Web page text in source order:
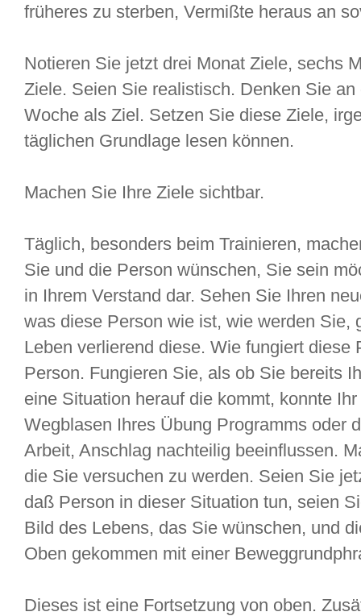
früheres zu sterben, Vermißte heraus an
Notieren Sie jetzt drei Monat Ziele, sechs
Ziele. Seien Sie realistisch. Denken Sie
Woche als Ziel. Setzen Sie diese Ziele,
täglichen Grundlage lesen können.
Machen Sie Ihre Ziele sichtbar.
Täglich, besonders beim Trainieren,
Sie und die Person wünschen, Sie sein
in Ihrem Verstand dar. Sehen Sie Ihren
was diese Person wie ist, wie werden Sie,
Leben verlierend diese. Wie fungiert diese
Person. Fungieren Sie, als ob Sie bereits
eine Situation herauf die kommt, konnte
Wegblasen Ihres Übung Programms oder
Arbeit, Anschlag nachteilig beeinflussen.
die Sie versuchen zu werden. Seien Sie
daß Person in dieser Situation tun, seien
Bild des Lebens, das Sie wünschen, und
Oben gekommen mit einer
Dieses ist eine Fortsetzung von oben.